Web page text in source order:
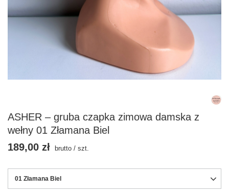
ASHER – gruba czapka zimowa damska z
wełny 01 Złamana Biel
01 Złamana Biel
189,00 zł brutto / szt.